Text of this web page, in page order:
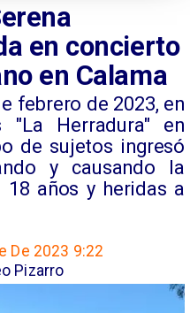
en concierto
en Calama
febrero de 2023, en
Herradura" en
de sujetos ingresó
y causando la
años y heridas a
De 2023 9:22
Pizarro